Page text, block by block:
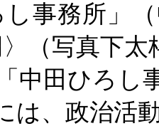
し事務所」
〉（写真下太
中田ひろし
は、政治活